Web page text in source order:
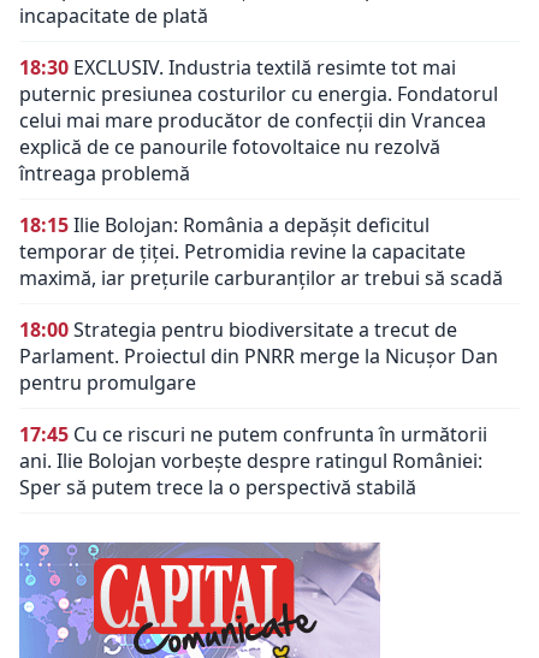
incapacitate de plată
18:30 EXCLUSIV. Industria textilă resimte tot mai
puternic presiunea costurilor cu energia. Fondatorul
celui mai mare producător de confecții din Vrancea
explică de ce panourile fotovoltaice nu rezolvă
întreaga problemă
18:15Ilie Bolojan: România a depășit deficitul
temporar de țiței. Petromidia revine la capacitate
maximă, iar prețurile carburanților ar trebui să scadă
18:00Strategia pentru biodiversitate a trecut de
Parlament. Proiectul din PNRR merge la Nicușor Dan
pentru promulgare
17:45 Cu ce riscuri ne putem confrunta în următorii
ani. Ilie Bolojan vorbește despre ratingul României:
Sper să putem trece la o perspectivă stabilă